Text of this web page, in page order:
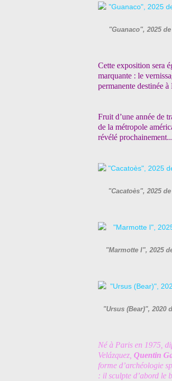
"Guanaco", 2025
Cette exposition sera
marquante : le
permanente destinée
Fruit d’une année de
de la métropole
révélé prochainement...
"Cacatoès", 2025
"Marmotte I", 2025
"Ursus (Bear)", 2020
Né à Paris en 1975,
Velázquez, Quentin
forme d’archéologie
: il sculpte d’abord le